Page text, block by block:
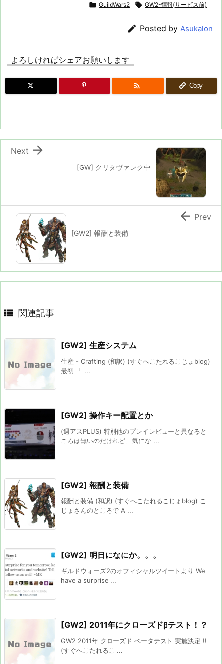
 GuildWars2  GW2-情報(サービス前)
 Posted by Asukalon
よろしければシェアお願いします
 Copy
[GW] クリタヴァンク中

Next
[GW2] 報酬と装備
 Prev
 関連記事
[GW2] 生産システム
生産 - Crafting (和訳) (すぐへこたれるこじょblog)
最初 「 ...
[GW2] 操作キー配置とか
(週アスPLUS) 特別他のプレイレビューと異なると
ころは無いのだけれど、気にな ...
[GW2] 報酬と装備
報酬と装備 (和訳) (すぐへこたれるこじょblog) こ
じょさんのところで A ...
[GW2] 明日になにか。。。
ギルドウォーズ2のオフィシャルツイートより We
have a surprise ...
[GW2] 2011年にクローズドβテスト！？
GW2 2011年 クローズド ベータテスト 実施決定 !!
(すぐへこたれるこ ...